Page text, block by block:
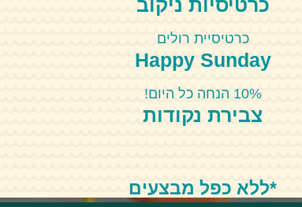
כרטיסיות ניקוב
כרטיסיית רולים
Happy Sunday
10% הנחה כל היום!
צבירת נקודות
*ללא כפל מבצעים